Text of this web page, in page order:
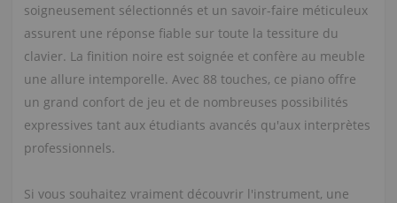
soigneusement sélectionnés et un savoir-faire méticuleux
assurent une réponse fiable sur toute la tessiture du
clavier. La finition noire est soignée et confère au meuble
une allure intemporelle. Avec 88 touches, ce piano offre
un grand confort de jeu et de nombreuses possibilités
expressives tant aux étudiants avancés qu'aux interprètes
professionnels.
Si vous souhaitez vraiment découvrir l'instrument, une